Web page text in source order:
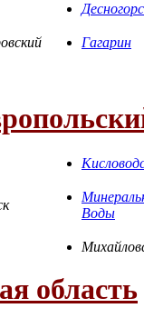
Гагарин
Воды
область